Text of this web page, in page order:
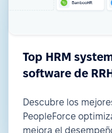
Top HRM
software de
Descubre los
PeopleForce
mejora el